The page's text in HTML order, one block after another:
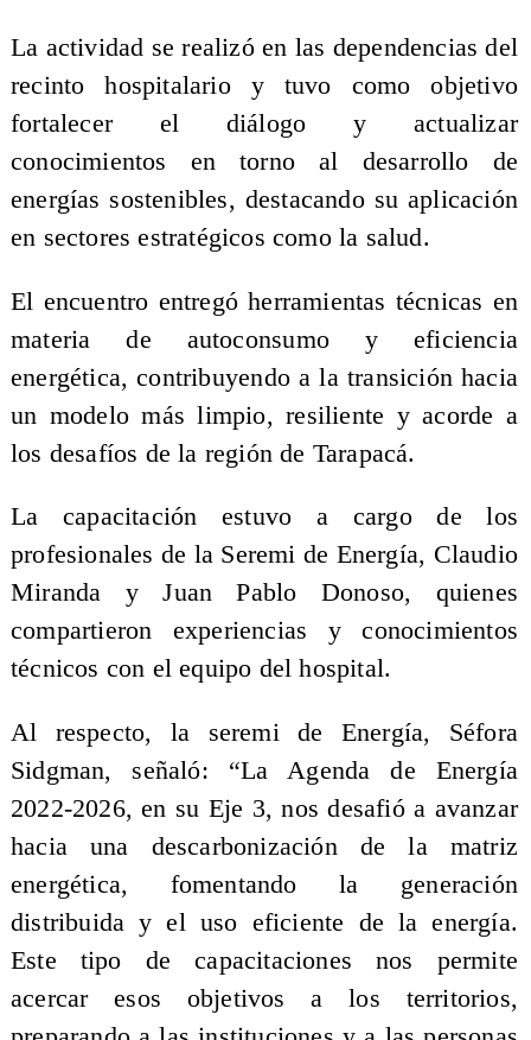
La actividad se realizó en las dependencias del
recinto hospitalario y tuvo como objetivo
fortalecer el diálogo y actualizar
conocimientos en torno al desarrollo de
energías sostenibles, destacando su aplicación
en sectores estratégicos como la salud.
El encuentro entregó herramientas técnicas en
materia de autoconsumo y eficiencia
energética, contribuyendo a la transición hacia
un modelo más limpio, resiliente y acorde a
los desafíos de la región de Tarapacá.
La capacitación estuvo a cargo de los
profesionales de la Seremi de Energía, Claudio
Miranda y Juan Pablo Donoso, quienes
compartieron experiencias y conocimientos
técnicos con el equipo del hospital.
Al respecto, la seremi de Energía, Séfora
Sidgman, señaló: “La Agenda de Energía
2022-2026, en su Eje 3, nos desafió a avanzar
hacia una descarbonización de la matriz
energética, fomentando la generación
distribuida y el uso eficiente de la energía.
Este tipo de capacitaciones nos permite
acercar esos objetivos a los territorios,